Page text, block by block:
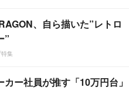
、自ら描いた”レトロ
”
集
カー社員が推す「10万円台」